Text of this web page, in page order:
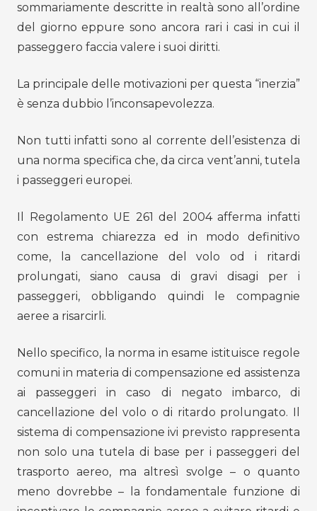
sommariamente descritte in realtà sono all’ordine
del giorno eppure sono ancora rari i casi in cui il
passeggero faccia valere i suoi diritti.
La principale delle motivazioni per questa “inerzia”
è senza dubbio l’inconsapevolezza.
Non tutti infatti sono al corrente dell’esistenza di
una norma specifica che, da circa vent’anni, tutela
i passeggeri europei.
Il Regolamento UE 261 del 2004 afferma infatti
con estrema chiarezza ed in modo definitivo
come, la cancellazione del volo od i ritardi
prolungati, siano causa di gravi disagi per i
passeggeri, obbligando quindi le compagnie
aeree a risarcirli.
Nello specifico, la norma in esame istituisce regole
comuni in materia di compensazione ed assistenza
ai passeggeri in caso di negato imbarco, di
cancellazione del volo o di ritardo prolungato. Il
sistema di compensazione ivi previsto rappresenta
non solo una tutela di base per i passeggeri del
trasporto aereo, ma altresì svolge – o quanto
meno dovrebbe – la fondamentale funzione di